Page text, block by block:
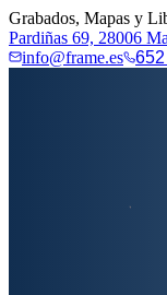
Grabados, Mapas y
Pardiñas 69, 28006
info@frame.es